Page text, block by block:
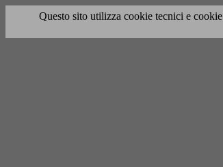
Questo sito utilizza cookie tecnici e